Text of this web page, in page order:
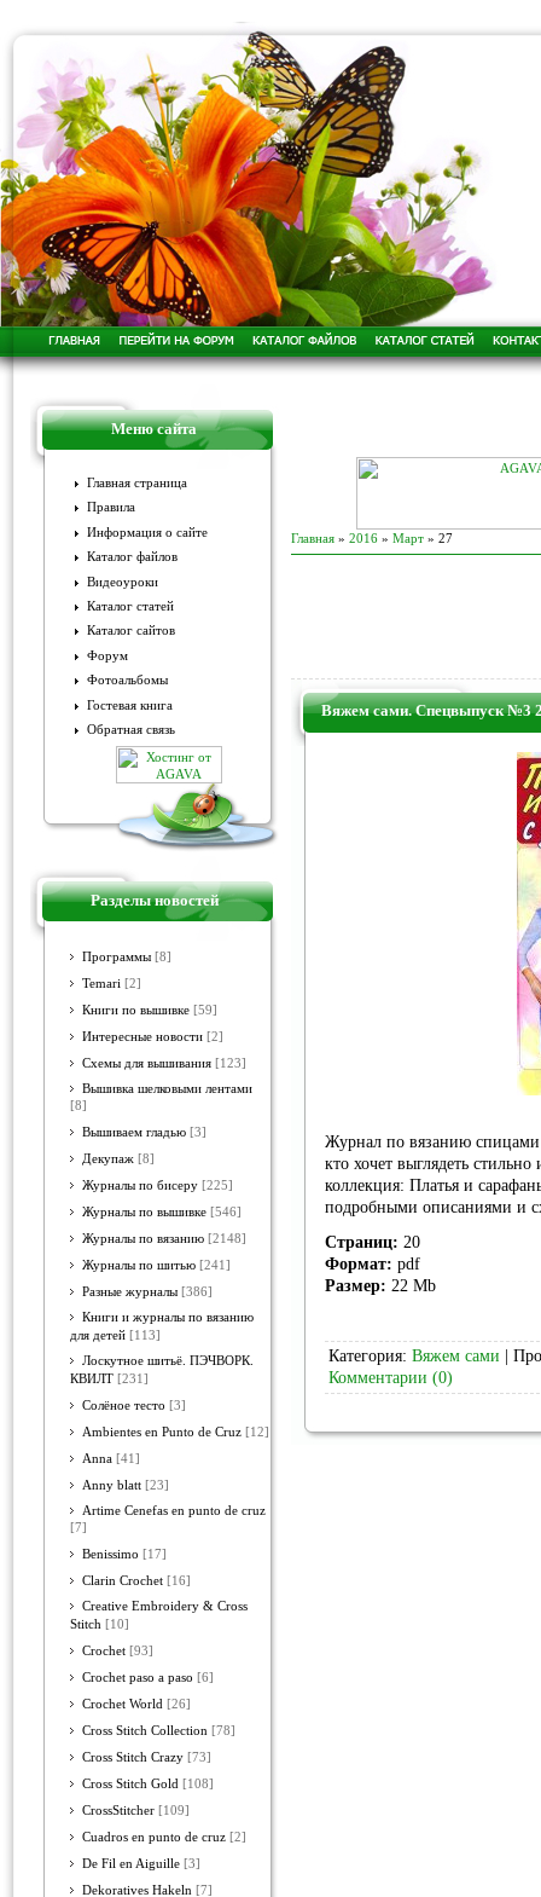
Меню сайта
Главная страница
Правила
Информация о сайте
Каталог файлов
Видеоуроки
Каталог статей
Каталог сайтов
Форум
Фотоальбомы
Гостевая книга
Обратная связь
Разделы новостей
Программы [8]
Temari [2]
Книги по вышивке [59]
Интересные новости [2]
Схемы для вышивания [123]
Вышивка шелковыми лентами
[8]
Вышиваем гладью [3]
Декупаж [8]
Журналы по бисеру [225]
Журналы по вышивке [546]
Журналы по вязанию [2148]
Журналы по шитью [241]
Разные журналы [386]
Книги и журналы по вязанию
для детей [113]
Лоскутное шитьё. ПЭЧВОРК.
КВИЛТ [231]
Солёное тесто [3]
Ambientes en Punto de Cruz [12]
Anna [41]
Anny blatt [23]
Artime Cenefas en punto de cruz
[7]
Benissimo [17]
Clarin Crochet [16]
Creative Embroidery & Cross
Stitch [10]
Crochet [93]
Crochet paso a paso [6]
Crochet World [26]
Cross Stitch Collection [78]
Cross Stitch Crazy [73]
Cross Stitch Gold [108]
CrossStitcher [109]
Cuadros en punto de cruz [2]
De Fil en Aiguille [3]
Dekoratives Hakeln [7]
Главная » 2016 » Март » 27
Вяжем сами. Спецвыпуск №3
Журнал по вязанию
кто хочет выглядеть
коллекция: Платья и
подробными описаниями и
Страниц: 20
Формат: pdf
Размер: 22 Mb
Категория: Вяжем сами |
Комментарии (0)